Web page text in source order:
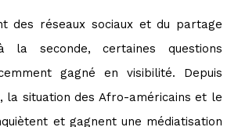
la seconde, certaines questions
gagné en visibilité. Depuis
la situation des Afro-américains et le
et gagnent une médiatisation